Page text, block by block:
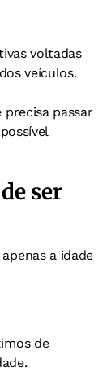
voltadas
veículos.
passar
ser
a idade
de